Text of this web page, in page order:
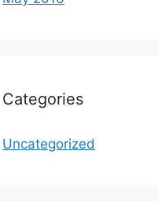
Categories
Uncategorized